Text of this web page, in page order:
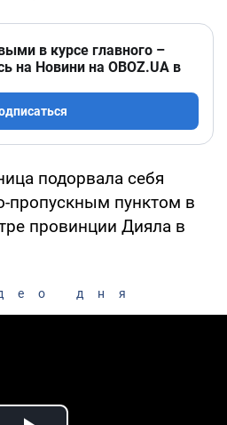
в курсе главного –
на Новини на OBOZ.UA в
подорвала себя
пропускным пунктом в
провинции Дияла в
дня